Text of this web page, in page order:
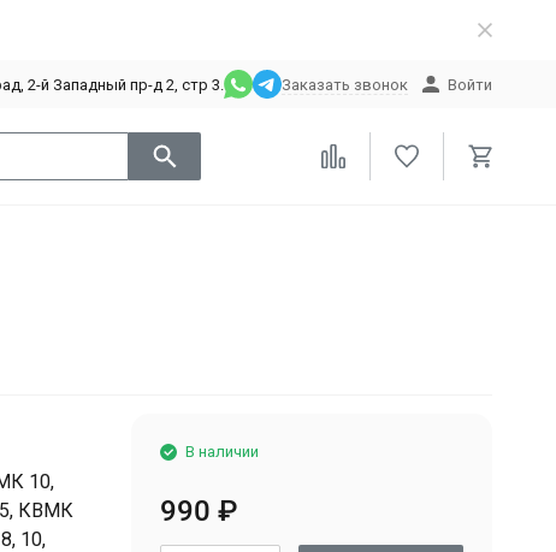
2-й Западный пр-д 2, стр 3. Заказать звонок Войти
10,
КВМК
10,
В наличии
990 ₽